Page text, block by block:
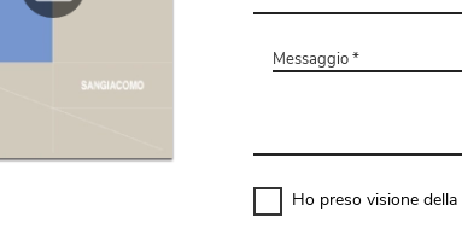
Ho preso visione della